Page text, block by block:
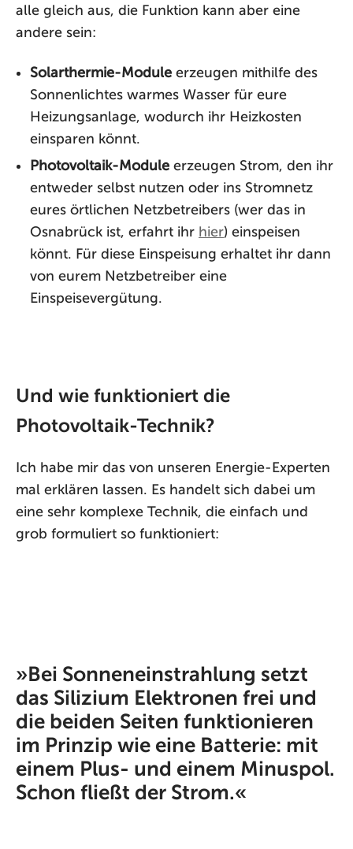
alle gleich aus, die Funktion kann aber eine
andere sein:
Solarthermie-Module erzeugen mithilfe des
Sonnenlichtes warmes Wasser für eure
Heizungsanlage, wodurch ihr Heizkosten
einsparen könnt.
Photovoltaik-Module erzeugen Strom, den ihr
entweder selbst nutzen oder ins Stromnetz
eures örtlichen Netzbetreibers (wer das in
Osnabrück ist, erfahrt ihr hier) einspeisen
könnt. Für diese Einspeisung erhaltet ihr dann
von eurem Netzbetreiber eine
Einspeisevergütung.
Und wie funktioniert die
Photovoltaik-Technik?
Ich habe mir das von unseren Energie-Experten
mal erklären lassen. Es handelt sich dabei um
eine sehr komplexe Technik, die einfach und
grob formuliert so funktioniert:
»Bei Sonneneinstrahlung setzt
das Silizium Elektronen frei und
die beiden Seiten funktionieren
im Prinzip wie eine Batterie: mit
einem Plus- und einem Minuspol.
Schon fließt der Strom.«